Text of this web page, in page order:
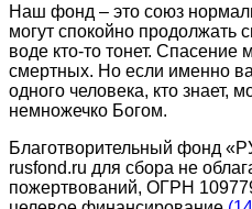
Наш фонд – это союз
могут спокойно продолжать
воде кто-то тонет. Спасение
смертных. Но если именно
одного человека, кто знает,
немножечко Богом.
Благотворительный фонд
rusfond.ru для сбора не
пожертвований, ОГРН